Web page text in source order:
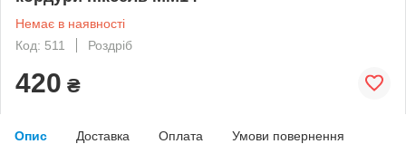
Немає в наявності
Код: 511
Роздріб
420 ₴
Опис Доставка Оплата Умови повернення